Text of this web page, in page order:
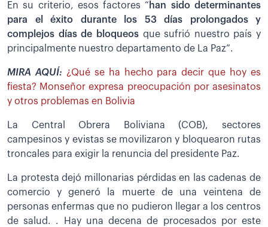
En su criterio, esos factores “ han sido determinantes
para el éxito durante los 53 días prolongados y
complejos días de bloqueos que sufrió nuestro país y
principalmente nuestro departamento de La Paz”.
MIRA AQUÍ: ¿Qué se ha hecho para decir que hoy es
fiesta? Monseñor expresa preocupación por asesinatos
y otros problemas en Bolivia
La Central Obrera Boliviana (COB), sectores
campesinos y evistas se movilizaron y bloquearon rutas
troncales para exigir la renuncia del presidente Paz.
La protesta dejó millonarias pérdidas en las cadenas de
comercio y generó la muerte de una veintena de
personas enfermas que no pudieron llegar a los centros
de salud. . Hay una decena de procesados por este